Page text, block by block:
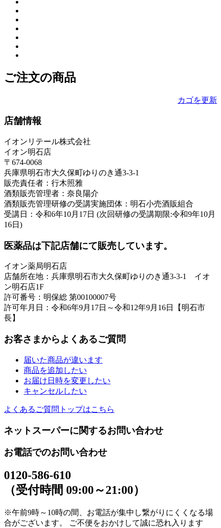
ご注文の商品
カゴを更新
店舗情報
イオンリテール株式会社
イオン明石店
〒674-0068
兵庫県明石市大久保町ゆりのき通3-3-1
販売責任者：行木照雅
酒類販売管理者：奈良陽介
酒類販売管理研修の受講実施団体：明石小売酒販組合
受講日：令和6年10月17日 (次回研修の受講期限:令和9年10月
16日)
医薬品は下記店舗にて販売しています。
イオン薬局明石店
店舗所在地：兵庫県明石市大久保町ゆりのき通3-3-1 イオ
ン明石店1F
許可番号：明保総 第00100007号
許可年月日：令和6年9月17日～令和12年9月16日【明石市
長】
お客さまからよくあるご質問
届いた商品が違います
商品を追加したい
お届け日時を変更したい
キャンセルしたい
よくあるご質問トップはこちら
ネットスーパーに関するお問い合わせ
お電話でのお問い合わせ
0120-586-610
（受付時間 09:00～21:00）
※午前9時～10時の間、お電話が集中し繋がりにくくなる場
合がございます。 ご不便をおかけして誠に恐れ入ります